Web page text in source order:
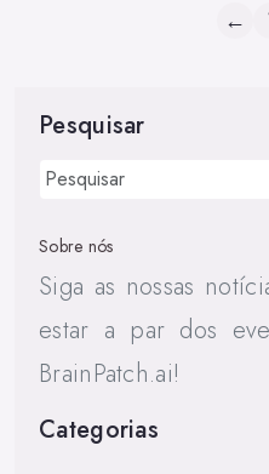
←
Pesquisar
Sobre nós
Siga as nossas
estar a par dos
BrainPatch.ai!
Categorias